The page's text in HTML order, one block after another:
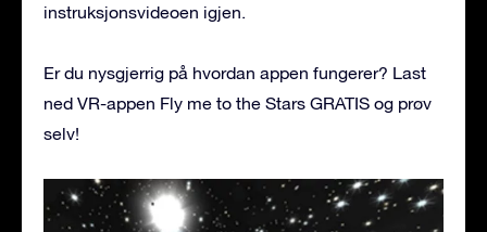
instruksjonsvideoen igjen.
Er du nysgjerrig på hvordan appen fungerer? Last
ned VR-appen Fly me to the Stars GRATIS og prøv
selv!